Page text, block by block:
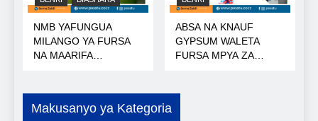
NMB YAFUNGUA
MILANGO YA FURSA
NA MAARIFA
ABSA NA KNAUF
GYPSUM WALETA
FURSA MPYA ZA
Makusanyo ya Kategoria